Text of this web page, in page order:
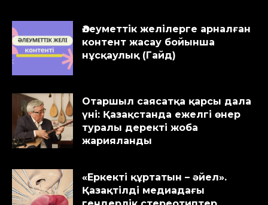
Әлеуметтік желілерге арналған
контент жасау бойынша
нұсқаулық (Гайд)
Отаршыл саясатқа қарсы дала
үні: Қазақстанда ежелгі өнер
туралы деректі жоба
жарияланды
«Еркекті құртатын – әйел».
Қазақтілді медиадағы